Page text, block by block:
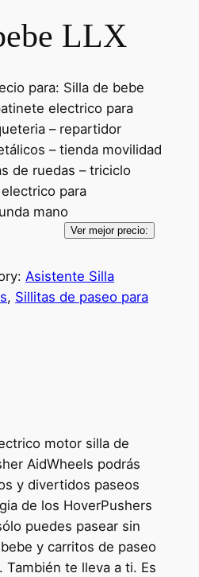
LLX
para: Silla de bebe
electrico para
– repartidor
– tienda movilidad
de ruedas – triciclo
para
mano
Ver mejor precio:
Asistente Silla
, Sillitas de paseo para
motor silla de
AidWheels podrás
y divertidos paseos
de los HoverPushers
puedes pasear sin
y carritos de paseo
te lleva a ti. Es